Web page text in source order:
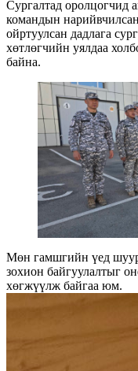
Сургалтад оролцогчид
командын
ойртуулсан дадлага
хөтлөгчийн уялдаа
байна.
Мөн гамшгийн үед
зохион байгуулалтыг
хөгжүүлж байгаа юм.